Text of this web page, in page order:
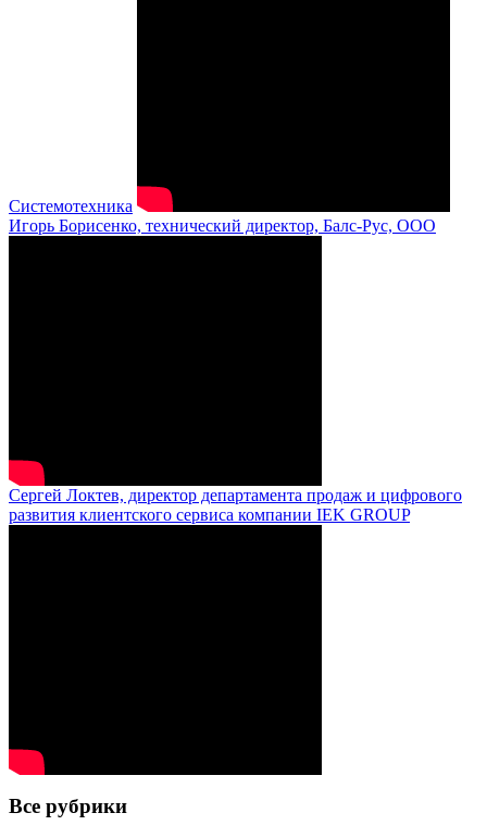
Системотехника
Игорь Борисенко, технический директор, Балс-Рус, ООО
Сергей Локтев, директор департамента продаж и цифрового
развития клиентского сервиса компании IEK GROUP
Все рубрики